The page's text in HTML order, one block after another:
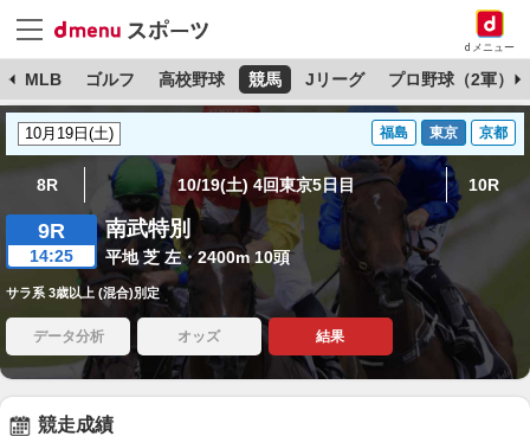
dメニュー
MLB ゴルフ 高校野球 競馬 Jリーグ プロ野球（2軍）
福島 東京 京都
8R 10/19(土) 4回東京5日目 10R
9R
14:25
南武特別
平地 芝 左・2400m 10頭
サラ系 3歳以上 (混合)別定
データ分析 オッズ 結果
競走成績